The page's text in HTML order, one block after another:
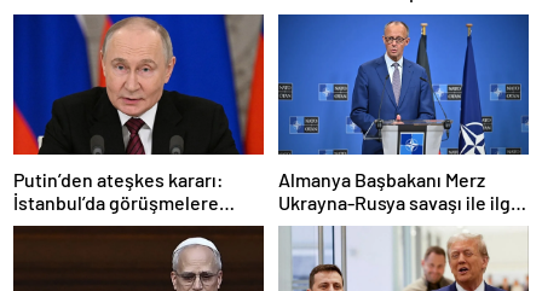
füzeyle hedef aldık
Putin’den ateşkes kararı:
İstanbul’da görüşmelere
başlamayı öneriyoruz
Almanya Başbakanı Merz
Ukrayna-Rusya savaşı ile ilgili
konuştu: “Top Moskova’nın
sahasında”